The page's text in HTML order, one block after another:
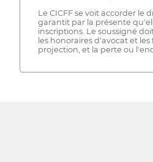
Le CICFF se voit accorder
garantit par la présente
inscriptions. Le soussigné
les honoraires d'avocat et
projection, et la perte ou